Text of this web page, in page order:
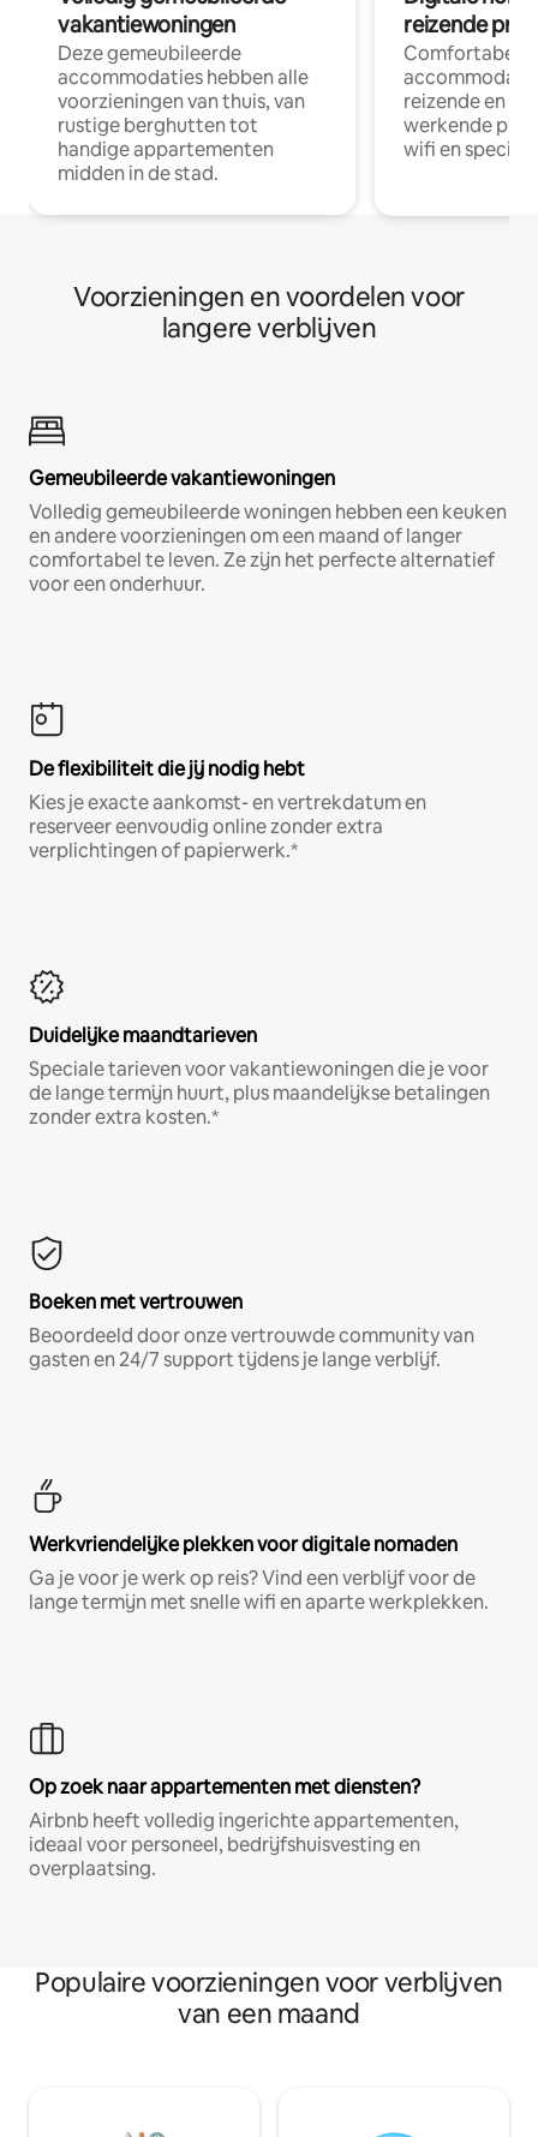
vakantiewoningen
Deze gemeubileerde
accommodaties hebben alle
voorzieningen van thuis, van
rustige berghutten tot
handige appartementen
midden in de stad.
reizende
Comfortabele
reizende en
werkende
wifi en
Voorzieningen en voordelen voor
langere verblijven
Gemeubileerde vakantiewoningen
Volledig gemeubileerde woningen hebben een keuken
en andere voorzieningen om een maand of langer
comfortabel te leven. Ze zijn het perfecte alternatief
voor een onderhuur.
De flexibiliteit die jij nodig hebt
Kies je exacte aankomst- en vertrekdatum en
reserveer eenvoudig online zonder extra
verplichtingen of papierwerk.*
Duidelijke maandtarieven
Speciale tarieven voor vakantiewoningen die je voor
de lange termijn huurt, plus maandelijkse betalingen
zonder extra kosten.*
Boeken met vertrouwen
Beoordeeld door onze vertrouwde community van
gasten en 24/7 support tijdens je lange verblijf.
Werkvriendelijke plekken voor digitale nomaden
Ga je voor je werk op reis? Vind een verblijf voor de
lange termijn met snelle wifi en aparte werkplekken.
Op zoek naar appartementen met diensten?
Airbnb heeft volledig ingerichte appartementen,
ideaal voor personeel, bedrijfshuisvesting en
overplaatsing.
Populaire voorzieningen voor verblijven
van een maand